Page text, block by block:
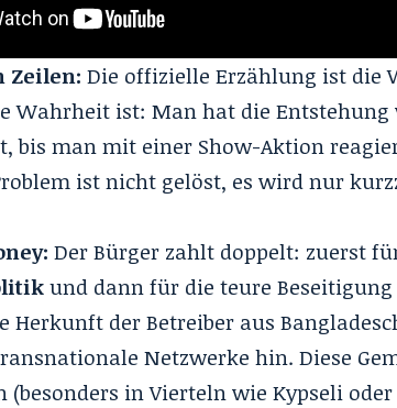
Zeilen: Die offizielle Erzählung ist die
Wahrheit ist: Man hat die
bis man mit einer Show-Aktion
ist nicht gelöst, es wird nur
Der Bürger zahlt doppelt: zuerst
und dann für die teure
Herkunft der Betreiber aus
Netzwerke hin. Diese
(besonders in Vierteln wie Kypseli